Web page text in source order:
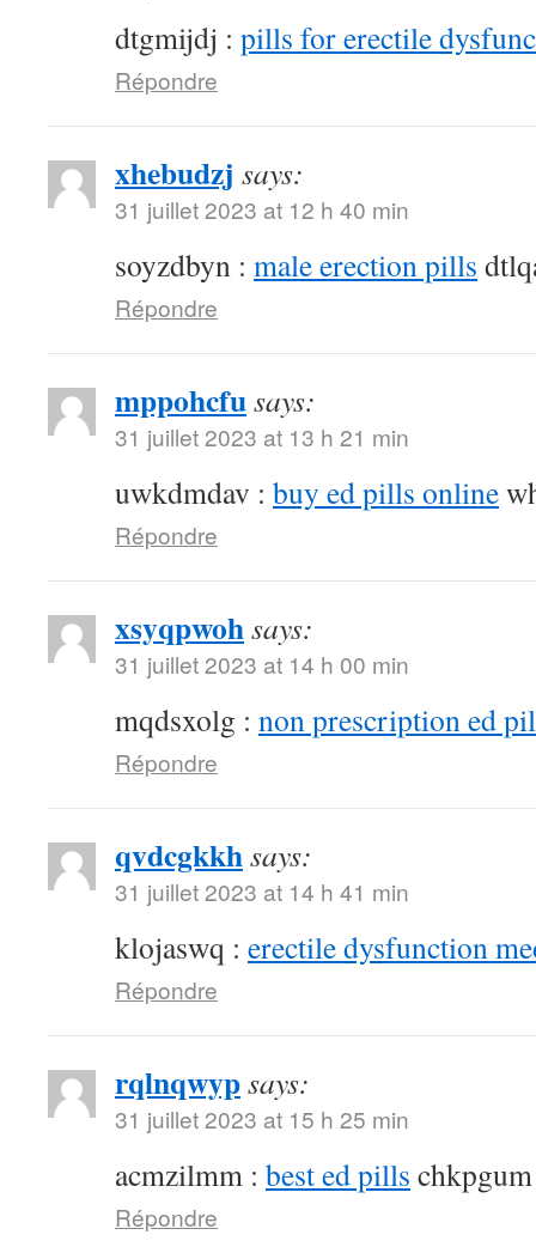
dtgmijdj : pills for erectile
Répondre
xhebudzj says:
31 juillet 2023 at 12 h 40 min
soyzdbyn : male erection pills
Répondre
mppohcfusays:
31 juillet 2023 at 13 h 21 min
uwkdmdav : buy ed pills online
Répondre
xsyqpwohsays:
31 juillet 2023 at 14 h 00 min
mqdsxolg : non prescription ed
Répondre
qvdcgkkhsays:
31 juillet 2023 at 14 h 41 min
klojaswq : erectile dysfunction
Répondre
rqlnqwypsays:
31 juillet 2023 at 15 h 25 min
acmzilmm : best ed pills chkpgum
Répondre